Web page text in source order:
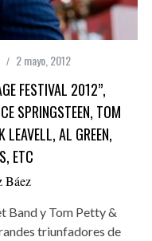
2 mayo, 2012
FESTIVAL 2012”,
SPRINGSTEEN, TOM
AL GREEN,
ETC
Báez
Band y Tom Petty &
triunfadores de